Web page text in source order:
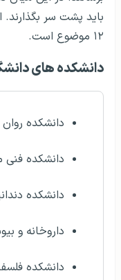
باید پشت سر
۱۲ موضوع است.
دانشکده های
دانشکده
دانشکده
دانشکده
داروخانه و
دانشکده